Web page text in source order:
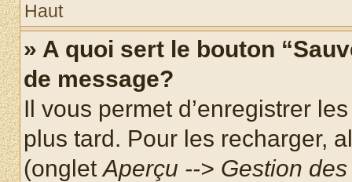
Haut
» A quoi sert le bouton
de message?
Il vous permet d’enregistrer
plus tard. Pour les recharger,
(ongletAperçu --> Gestion